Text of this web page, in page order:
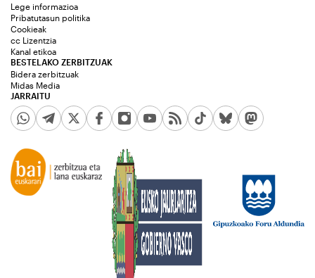
JARRAITU
Lege informazioa
Pribatutasun politika
Cookieak
cc Lizentzia
Kanal etikoa
BESTELAKO ZERBITZUAK
Bidera zerbitzuak
Midas Media